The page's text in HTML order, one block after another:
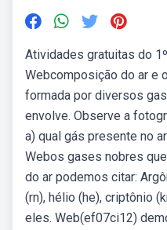
Atividades gratuitas do
Webcomposição do ar e
formada por diversos
envolve. Observe a
a) qual gás presente no
Webos gases nobres
do ar podemos citar:
(rn), hélio (he), criptônio
eles. Web(ef07ci12)